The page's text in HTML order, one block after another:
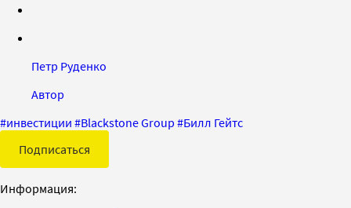
Петр Руденко
Автор
#инвестиции #Blackstone Group #Билл Гейтс
Подписаться
Информация: